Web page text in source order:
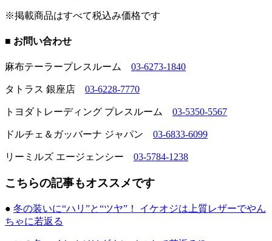
※掲載商品はすべて税込み価格です
■ お問い合わせ
麻布テーラープレスルーム 03-6273-1840
タトラス 銀座店 03-6228-7770
トヨダトレーディング プレスルーム 03-5350-5567
ドルチェ＆ガッバーナ ジャパン 03-6833-6099
リーミルズ エージェンシー 03-5784-1238
こちらの記事もオススメです
● 冬の装いに“ハリ”と“ツヤ”！ イケオジは上質レザーでやん
ちゃに若返る